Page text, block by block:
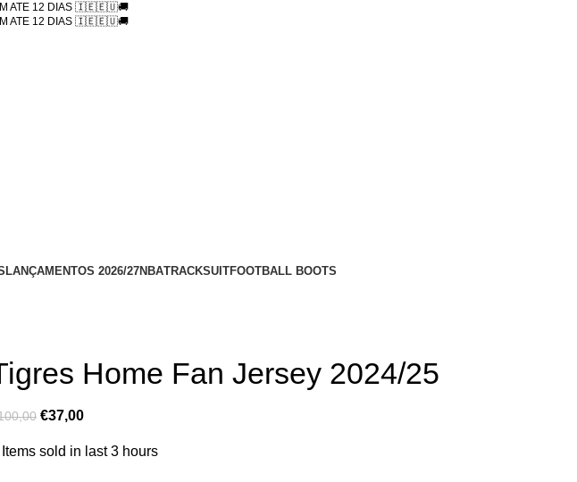
ATE 12 DIAS 🇮🇪🇪🇺🚚
ATE 12 DIAS 🇮🇪🇪🇺🚚
LANÇAMENTOS 2026/27NBATRACKSUITFOOTBALL BOOTS
Home Fan Jersey 2024/25
€37,00
Items sold in last 3 hours